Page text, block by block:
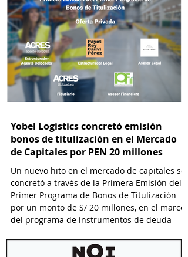
Yobel Logistics concretó emisión
bonos de titulización en el Mercado
de Capitales por PEN 20 millones
Un nuevo hito en el mercado de capitales se
concretó a través de la Primera Emisión del
Primer Programa de Bonos de Titulización
por un monto de S/ 20 millones, en el marco
del programa de instrumentos de deuda
S.A., el cual permitirá emisiones hasta por S/